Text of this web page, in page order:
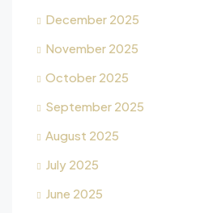
December 2025
November 2025
October 2025
September 2025
August 2025
July 2025
June 2025